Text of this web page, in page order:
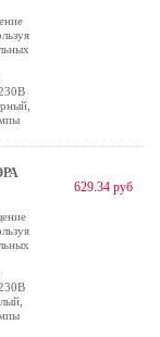
629.34 руб